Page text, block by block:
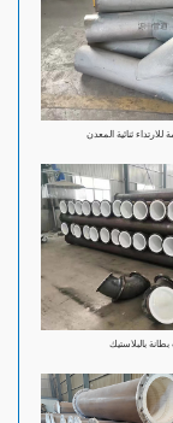
للارتداء ثنائية المعدن
بطانة بالبلاستيك